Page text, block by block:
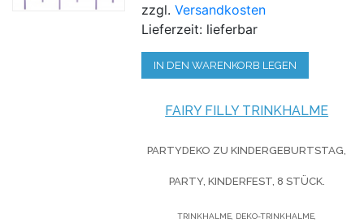
zzgl.Versandkosten
Lieferzeit: lieferbar
IN DEN WARENKORB LEGEN
FAIRY FILLY TRINKHALME
PARTYDEKO ZU KINDERGEBURTSTAG,
PARTY, KINDERFEST, 8 STÜCK.
TRINKHALME, DEKO-TRINKHALME,